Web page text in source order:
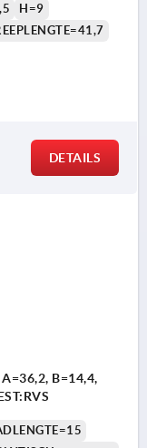
H=9
DETAILS
B=14,4,